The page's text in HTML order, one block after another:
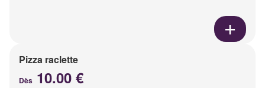
Pizza raclette
Dès 10.00 €